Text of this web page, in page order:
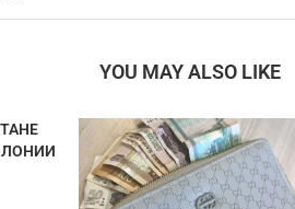
YOU MAY ALSO LIKE